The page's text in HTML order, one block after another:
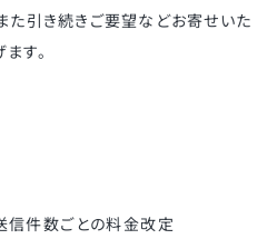
た引き続きご要望などお寄せいた
す。
信件数ごとの料金改定